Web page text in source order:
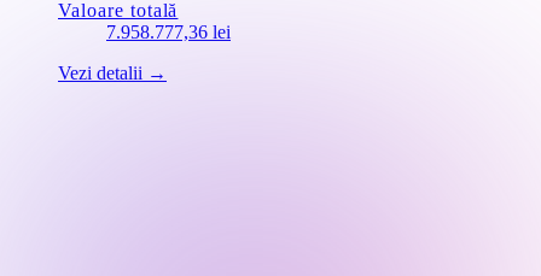
Valoare totală
7.958.777,36 lei
Vezi detalii →